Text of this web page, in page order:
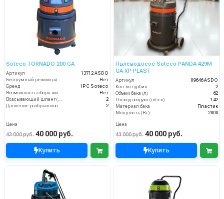
Soteco TORNADO 200 GA
Артикул
13712 ASDO
Бесшумный режим работы
Нет
Бренд
IPC Soteco
Возможность сбора жидкой грязи
Нет
Всасывающий шланг (м)
2
Давление разбрызгивания (бар)
2
Цена
43 000 руб. 40 000 руб.
Купить
Пылеводосос Soteco PANDA 429M
GA XP PLAST
Артикул
09646 ASDO
Кол-во турбин
2
Объем бака (л)
62
Расход воздуха (л/сек)
142
Материал бака
Пластик
Мощность (Вт)
2800
Цена
43 000 руб. 40 000 руб.
Купить